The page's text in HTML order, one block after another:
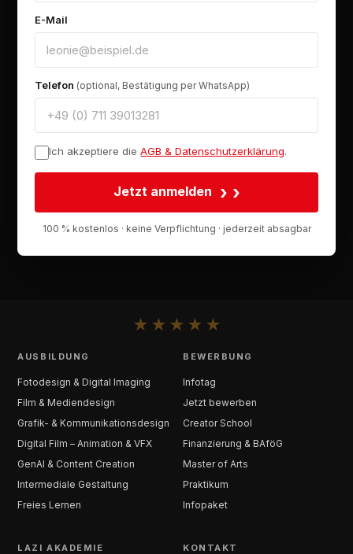
E-Mail
Telefon (optional, Bestätigung per WhatsApp)
Ich akzeptiere die AGB & Datenschutzerklärung.
Jetzt anmelden ›
100 % kostenlos · keine Verpflichtung · jederzeit absagbar
★ ★ ★ ★ ★
AUSBILDUNG
Fotodesign & Digital Imaging
Film & Mediendesign
Grafik- & Kommunikationsdesign
Digital Film – Animation & VFX
GenAI & Content Creation
Intermediale Gestaltung
Freies Lernen
BEWERBUNG
Infotag
Jetzt bewerben
Creator School
Finanzierung & BAföG
Master of Arts
Praktikum
Infopaket
LAZI AKADEMIE KONTAKT